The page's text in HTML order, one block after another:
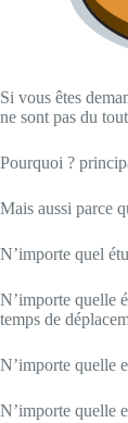
Si vous êtes
ne sont pas du
Pourquoi ?
Mais aussi parce
N’importe quel
N’importe quelle
temps de
N’importe quelle
N’importe quelle